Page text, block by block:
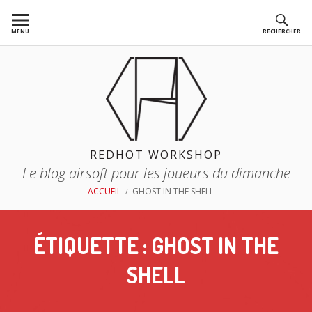
auMENU RECHERCHER
REDHOT WORKSHOP
Le blog airsoft pour les joueurs du dimanche
ACCUEIL GHOST IN THE SHELL
ÉTIQUETTE : GHOST IN THE
SHELL